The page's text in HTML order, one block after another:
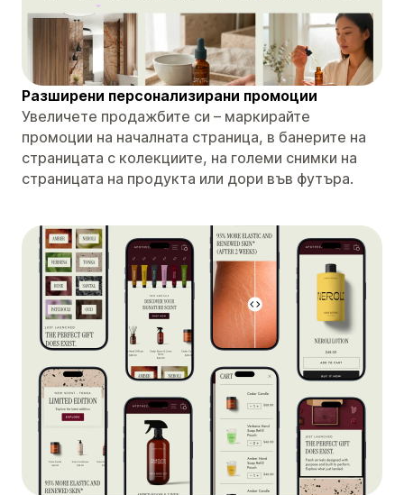
Разширени персонализирани промоции
Увеличете продажбите си – маркирайте
промоции на началната страница, в банерите на
страницата с колекциите, на големи снимки на
страницата на продукта или дори във футъра.